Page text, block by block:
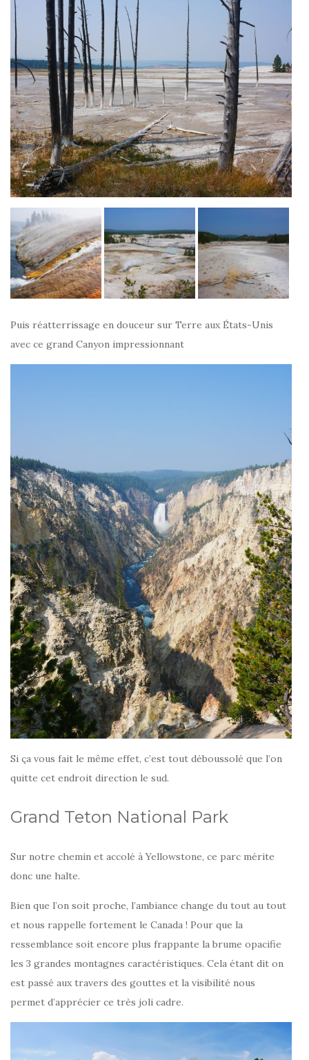
Puis réatterrissage en douceur sur Terre aux États-Unis
avec ce grand Canyon impressionnant
Si ça vous fait le même effet, c’est tout déboussolé que l’on
quitte cet endroit direction le sud.
Grand Teton National Park
Sur notre chemin et accolé à Yellowstone, ce parc mérite
donc une halte.
Bien que l’on soit proche, l’ambiance change du tout au tout
et nous rappelle fortement le Canada ! Pour que la
ressemblance soit encore plus frappante la brume opacifie
les 3 grandes montagnes caractéristiques. Cela étant dit on
est passé aux travers des gouttes et la visibilité nous
permet d’apprécier ce très joli cadre.